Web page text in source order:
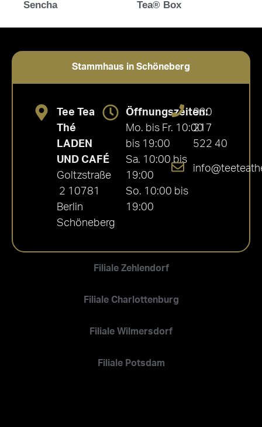
Sencha Tea® Box
Stammhaus in Schöneberg
Filiale Zehlendorf
Filiale Charlottenburg
Filiale Wilmersdorf
Filiale Potsdam
Tee Tea
Thé
LADEN
UND CAFÉ
Goltzstraße
2 10781
Berlin
Schöneberg
Öffnungszeiten:
Mo. bis Fr. 10:00
bis 19:00
Sa. 10:00 bis
19:00
So. 10:00 bis
19:00
030
217
522 40